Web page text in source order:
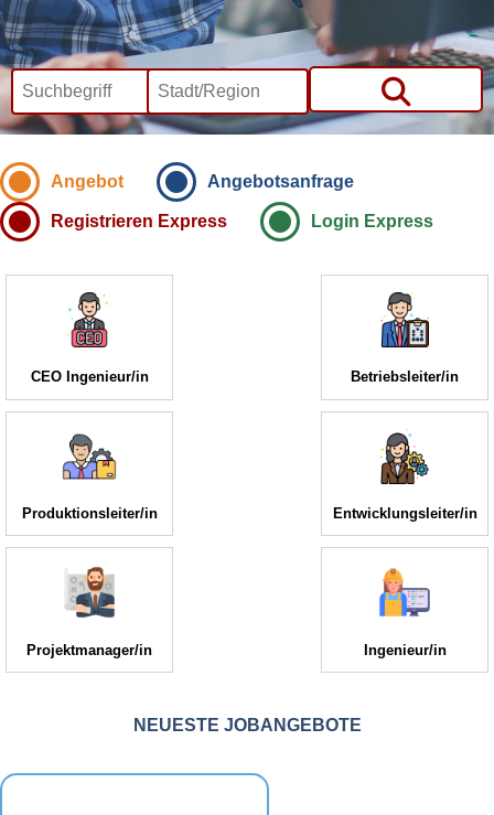
Angebot Angebotsanfrage
Registrieren Express Login Express
CEO Ingenieur/in Betriebsleiter/in
Produktionsleiter/in Entwicklungsleiter/in
Projektmanager/in Ingenieur/in
NEUESTE JOBANGEBOTE